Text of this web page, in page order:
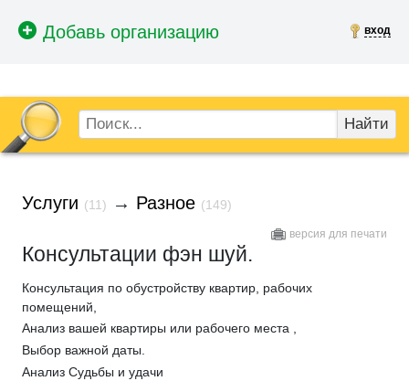
вход
Найти
Услуги (11) → Разное (149)
версия для печати
Консультации фэн шуй.
Консультация по обустройству квартир, рабочих
помещений,
Анализ вашей квартиры или рабочего места ,
Выбор важной даты.
Анализ Судьбы и удачи